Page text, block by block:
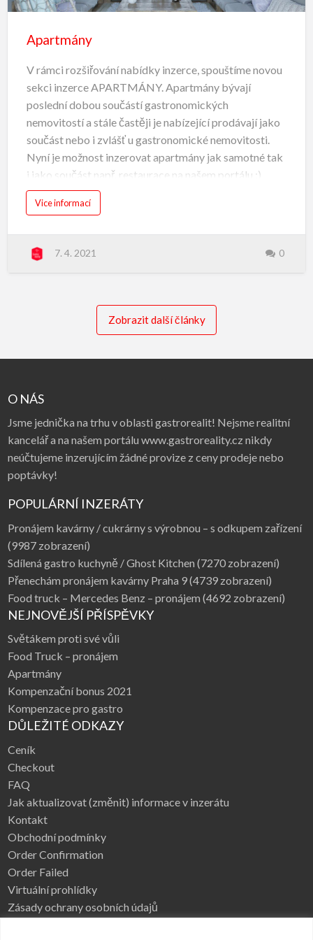
Mesic / dlouhodobý pronájem - 33 000,- ....
Apartmány
V rámci rozšiřování nabídky inzerce, spouštíme novou
sekci inzerce APARTMÁNY. Apartmány bývají
poslední dobou součástí gastronomických
nemovitostí a stále častěji je nabízející prodávají jako
součást nebo i zvlášť u gastronomické nemovitosti.
Nyní je možnost inzerovat apartmány jak samotné tak
i jako součást např. restaurace na našem portálu :)
Vice informací
7. 4. 2021 0
Zobrazit další články
O NÁS
Jsme jednička na trhu v oblasti gastrorealit! Nejsme realitní
kancelář a na našem portálu www.gastroreality.cz nikdy
neúčtujeme inzerujícím žádné provize z ceny prodeje nebo
poptávky!
POPULÁRNÍ INZERÁTY
Pronájem kavárny / cukrárny s výrobnou – s odkupem zařízení
(9987 zobrazení)
Sdílená gastro kuchyně / Ghost Kitchen (7270 zobrazení)
Přenechám pronájem kavárny Praha 9(4739 zobrazení)
Food truck – Mercedes Benz – pronájem (4692 zobrazení)
NEJNOVĚJŠÍ PŘÍSPĚVKY
Světákem proti své vůli
Food Truck – pronájem
Apartmány
Kompenzační bonus 2021
Kompenzace pro gastro
DŮLEŽITÉ ODKAZY
Ceník
Checkout
FAQ
Jak aktualizovat (změnit) informace v inzerátu
Kontakt
Obchodní podmínky
Order Confirmation
Order Failed
Virtuální prohlídky
Zásady ochrany osobních údajů